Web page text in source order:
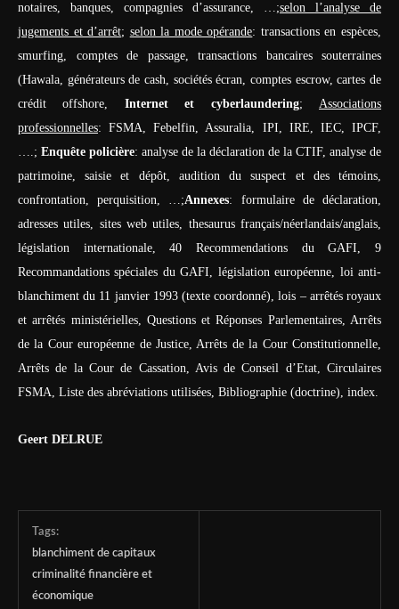
notaires, banques, compagnies d’assurance, …;selon l’analyse de
jugements et d’arrêt; selon la mode opérande: transactions en espèces,
smurfing, comptes de passage, transactions bancaires souterraines
(Hawala, générateurs de cash, sociétés écran, comptes escrow, cartes de
crédit offshore, Internet et cyberlaundering; Associations
professionnelles: FSMA, Febelfin, Assuralia, IPI, IRE, IEC, IPCF,
….; Enquête policière: analyse de la déclaration de la CTIF, analyse de
patrimoine, saisie et dépôt, audition du suspect et des témoins,
confrontation, perquisition, …;Annexes: formulaire de déclaration,
adresses utiles, sites web utiles, thesaurus français/néerlandais/anglais,
législation internationale, 40 Recommendations du GAFI, 9
Recommandations spéciales du GAFI, législation européenne, loi anti-
blanchiment du 11 janvier 1993 (texte coordonné), lois – arrêtés royaux
et arrêtés ministérielles, Questions et Réponses Parlementaires, Arrêts
de la Cour européenne de Justice, Arrêts de la Cour Constitutionnelle,
Arrêts de la Cour de Cassation, Avis de Conseil d’Etat, Circulaires
FSMA, Liste des abréviations utilisées, Bibliographie (doctrine), index.
Geert DELRUE
Tags:
blanchiment de capitaux
criminalité financière et
économique